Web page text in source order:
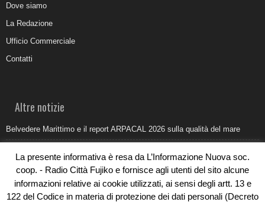
Dove siamo
La Redazione
Ufficio Commerciale
Contatti
Altre notizie
Belvedere Marittimo e il report ARPACAL 2026 sulla qualità del mare
Umidità di risalita in casa, come riconoscere i segnali veri
Torna il Sun Donato Festival 2026
La presente informativa è resa da L’Informazione Nuova soc.
coop. - Radio Città Fujiko e fornisce agli utenti del sito alcune
informazioni relative ai cookie utilizzati, ai sensi degli artt. 13 e
122 del Codice in materia di protezione dei dati personali (Decreto